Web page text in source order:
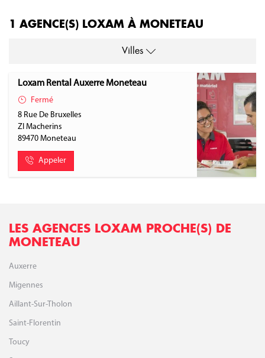
1 AGENCE(S) LOXAM À MONETEAU
Villes
Loxam Rental Auxerre Moneteau
Fermé
8 Rue De Bruxelles
ZI Macherins
89470 Moneteau
Appeler
LES AGENCES LOXAM PROCHE(S) DE
MONETEAU
Auxerre
Migennes
Aillant-Sur-Tholon
Saint-Florentin
Toucy